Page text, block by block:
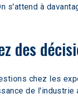
s'attend à
des
chez les
de